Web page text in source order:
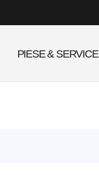
PIESE & SERVICE